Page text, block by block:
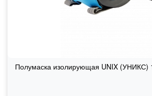
Полумаска изолирующая UNIX (УНИКС)